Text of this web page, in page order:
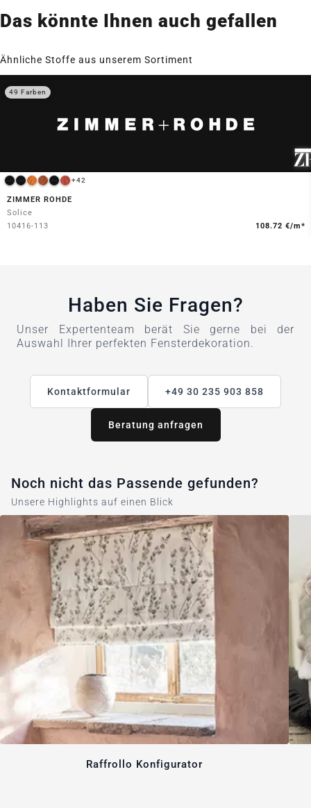
Das könnte Ihnen auch gefallen
Ähnliche Stoffe aus unserem Sortiment
+42
ZIMMER ROHDE
Solice
10416-113
108.72 €/m*
49 Farben
Haben Sie Fragen?
Unser Expertenteam berät Sie gerne bei der
Auswahl Ihrer perfekten Fensterdekoration.
Kontaktformular +49 30 235 903 858
Beratung anfragen
Noch nicht das Passende gefunden?
Unsere Highlights auf einen Blick
Raffrollo Konfigurator